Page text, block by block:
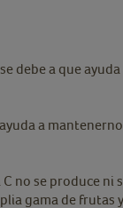
debe a que
a
no se produce ni
gama de frutas